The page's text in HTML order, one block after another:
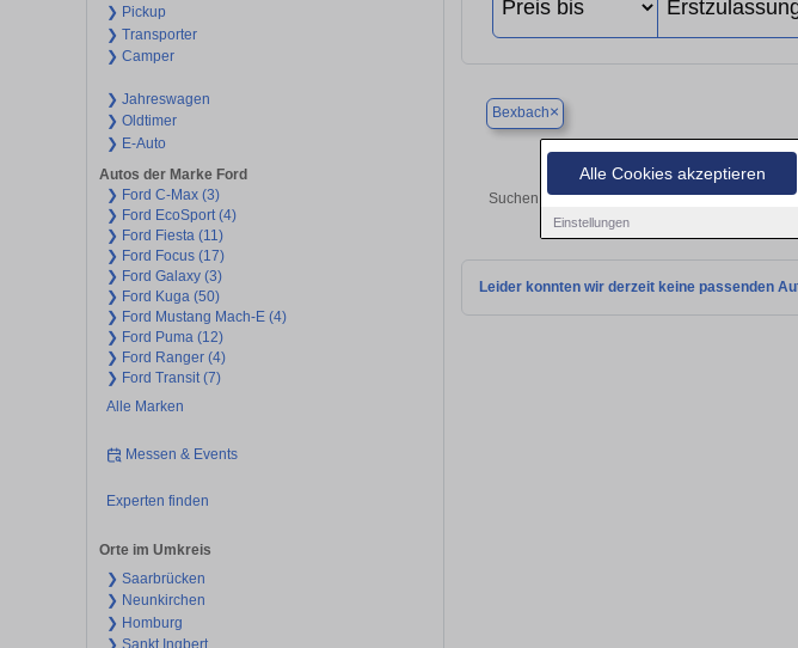
Alle Cookies akzeptieren
Einstellungen
❯ Pickup
❯ Transporter
❯ Camper
❯ Jahreswagen
❯ Oldtimer
❯ E-Auto
Autos der Marke Ford
❯ Ford C-Max (3)
❯ Ford EcoSport (4)
❯ Ford Fiesta (11)
❯ Ford Focus (17)
❯ Ford Galaxy (3)
❯ Ford Kuga (50)
❯ Ford Mustang Mach-E (4)
❯ Ford Puma (12)
❯ Ford Ranger (4)
❯ Ford Transit (7)
Alle Marken
Messen & Events
Experten finden
Orte im Umkreis
❯ Saarbrücken
❯ Neunkirchen
❯ Homburg
❯ Sankt Ingbert
Bexbach×
Suchen Sie in Bexbach einen Ford S-Max
Leider konnten wir derzeit keine passenden